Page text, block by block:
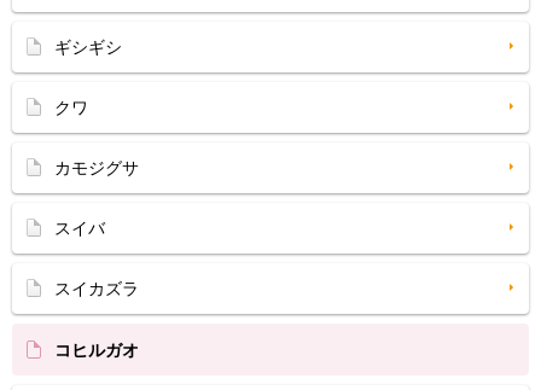
ギシギシ
クワ
カモジグサ
スイバ
スイカズラ
コヒルガオ